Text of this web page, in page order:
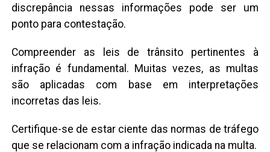
discrepância nessas informações pode ser um
ponto para contestação.
Compreender as leis de trânsito pertinentes à
infração é fundamental. Muitas vezes, as multas
são aplicadas com base em interpretações
incorretas das leis.
Certifique-se de estar ciente das normas de tráfego
que se relacionam com a infração indicada na multa.